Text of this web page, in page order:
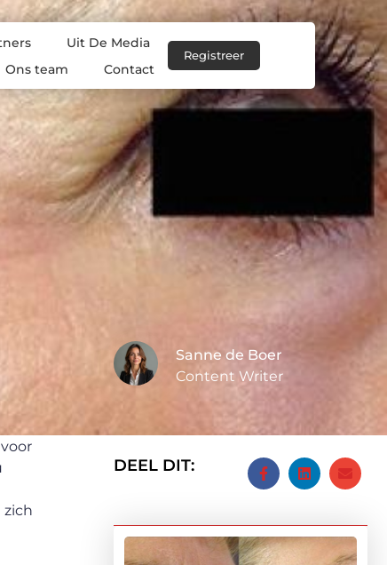
Uit De Media
Ons team Contact
Registreer
Sanne de Boer
Content Writer
zich
DEEL DIT: